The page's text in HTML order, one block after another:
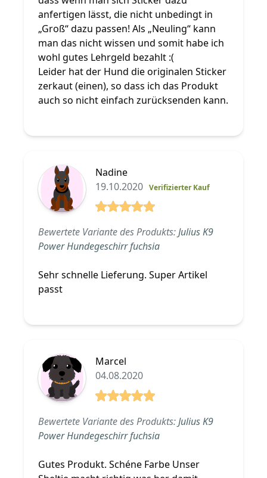
anfertigen lässt, die nicht unbedingt in
„Groß“ dazu passen! Als „Neuling“ kann
man das nicht wissen und somit habe ich
wohl gutes Lehrgeld bezahlt :(
Leider hat der Hund die originalen Sticker
zerkaut (einen), so dass ich das Produkt
auch so nicht einfach zurücksenden kann.
Nadine
19.10.2020 Verifizierter Kauf
Bewertete Variante des Produkts:Julius K9
Power Hundegeschirr fuchsia
Sehr schnelle Lieferung. Super Artikel
passt
Marcel
04.08.2020
Bewertete Variante des Produkts:Julius K9
Power Hundegeschirr fuchsia
Gutes Produkt. Schéne Farbe Unser